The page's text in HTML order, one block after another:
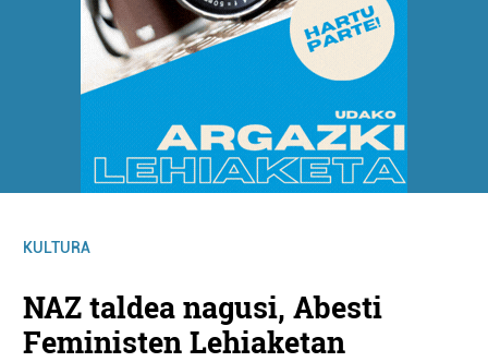
KULTURA
NAZ taldea nagusi, Abesti
Feministen Lehiaketan